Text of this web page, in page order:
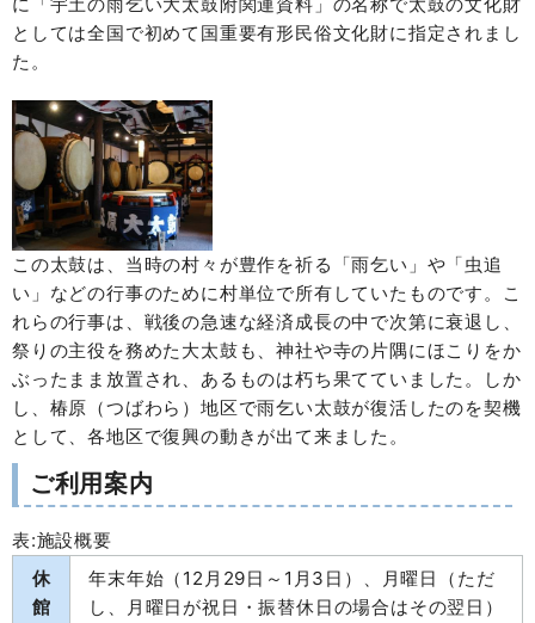
としては全国で初めて国重要有形民俗文化財に指定されまし
た。
この太鼓は、当時の村々が豊作を祈る「雨乞い」や「虫追
い」などの行事のために村単位で所有していたものです。こ
れらの行事は、戦後の急速な経済成長の中で次第に衰退し、
祭りの主役を務めた大太鼓も、神社や寺の片隅にほこりをか
ぶったまま放置され、あるものは朽ち果てていました。しか
し、椿原（つばわら）地区で雨乞い太鼓が復活したのを契機
として、各地区で復興の動きが出て来ました。
ご利用案内
表:施設概要
休
館
年末年始（12月29日～1月3日）、月曜日（ただ
し、月曜日が祝日・振替休日の場合はその翌日）